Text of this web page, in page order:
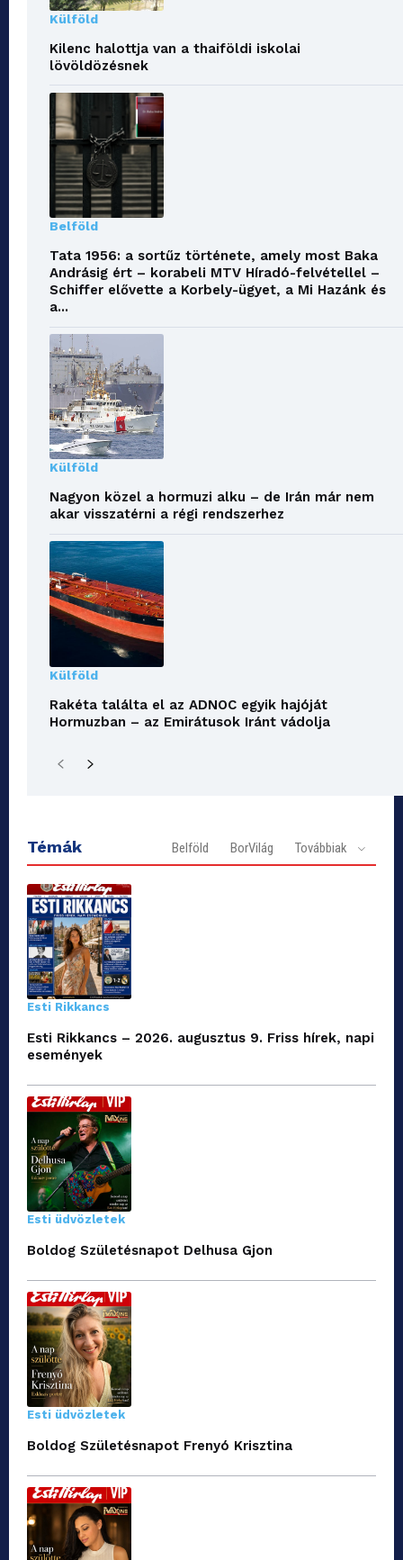
Külföld
Kilenc halottja van a thaiföldi iskolai
lövöldözésnek
Belföld
Tata 1956: a sortűz története, amely most Baka
Andrásig ért – korabeli MTV Híradó-felvétellel –
Schiffer elővette a Korbely-ügyet, a Mi Hazánk és
a...
Külföld
Nagyon közel a hormuzi alku – de Irán már nem
akar visszatérni a régi rendszerhez
Külföld
Rakéta találta el az ADNOC egyik hajóját
Hormuzban – az Emirátusok Iránt vádolja
Témák Belföld BorVilág Továbbiak
Esti Rikkancs
Esti Rikkancs – 2026. augusztus 9. Friss hírek, napi
események
Esti üdvözletek
Boldog Születésnapot Delhusa Gjon
Esti üdvözletek
Boldog Születésnapot Frenyó Krisztina